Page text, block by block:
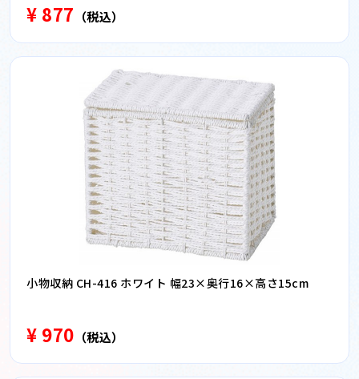
¥ 877 （税込）
小物収納 CH-416 ホワイト 幅23×奥行16×高さ15cm
¥ 970 （税込）